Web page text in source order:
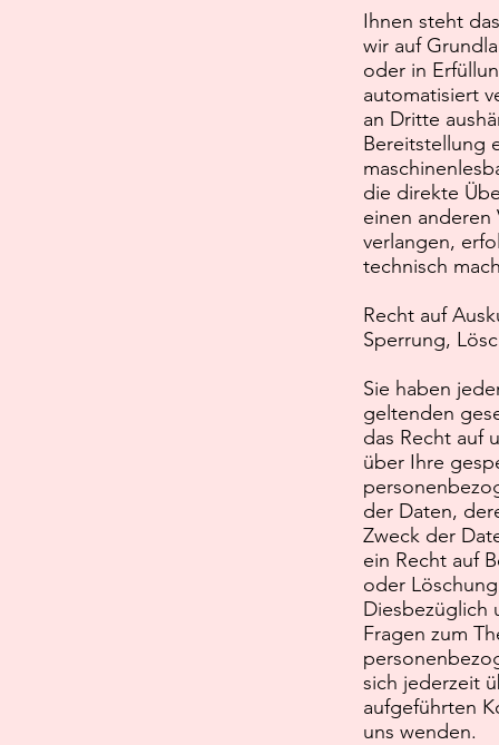
Ihnen steht
wir auf
oder in
automatisiert
an Dritte
Bereitstellung
die direkte
einen anderen
verlangen,
technisch
Recht auf
Sperrung,
Sie haben
geltenden
das Recht auf
über Ihre
der Daten,
Zweck der
ein Recht auf
oder
Diesbezüglich
Fragen zum
sich jederzeit
aufgeführten
uns wenden.